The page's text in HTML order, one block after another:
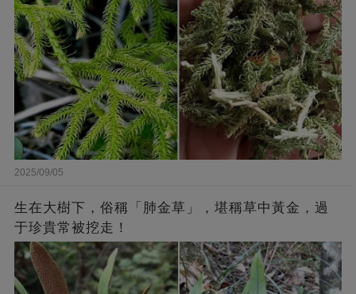
2025/09/05
生在大樹下，俗稱「肺金草」，堪稱草中黃金，過
于珍貴常被挖走！